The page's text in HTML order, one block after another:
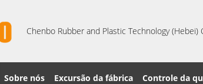
Chenbo Rubber and Plastic Technology (Hebei)
Sobre nós Excursão da fábrica Controle da